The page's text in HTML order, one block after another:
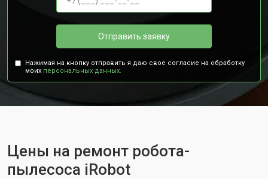
Отправить заявку
Нажимая на кнопку отправить я даю свое согласие на обработку
моих персональных данных.
Цены на ремонт робота-
пылесоса iRobot